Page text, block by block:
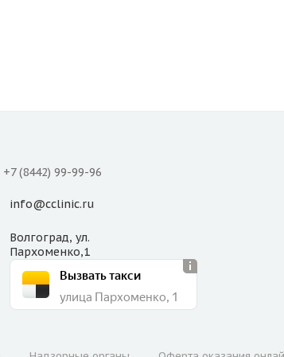
+7 (8442) 99-99-96
info@cclinic.ru
Волгоград, ул.
Пархоменко,1
Вызвать такси
улица Пархоменко, 1